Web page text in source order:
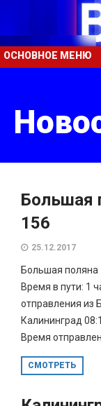
ОСНОВНОЕ МЕНЮ
Большая
156
25.12.2017
Большая поляна
Время в пути: 1
отправления из
Калининград
Время
СМОТРЕТЬ